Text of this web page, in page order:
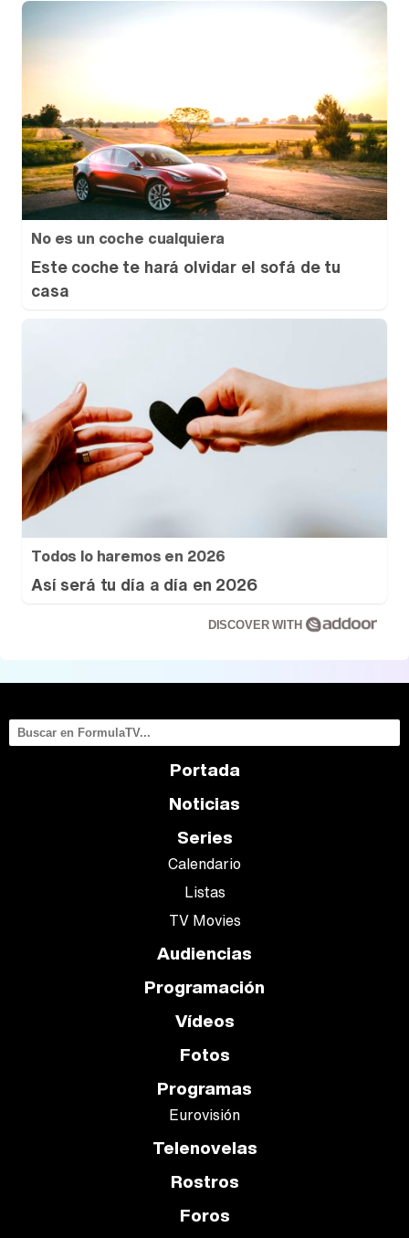
No es un coche cualquiera
Este coche te hará olvidar el sofá de tu
casa
Todos lo haremos en 2026
Así será tu día a día en 2026
DISCOVER WITH
Portada
Noticias
Series
Calendario
Listas
TV Movies
Audiencias
Programación
Vídeos
Fotos
Programas
Eurovisión
Telenovelas
Rostros
Foros